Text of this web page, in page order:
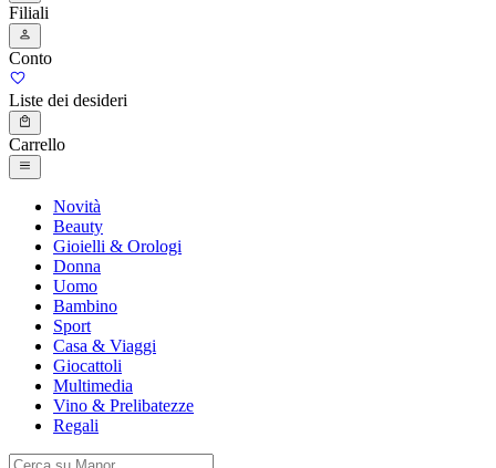
Filiali
Conto
Liste dei desideri
Carrello
Novità
Beauty
Gioielli & Orologi
Donna
Uomo
Bambino
Sport
Casa & Viaggi
Giocattoli
Multimedia
Vino & Prelibatezze
Regali